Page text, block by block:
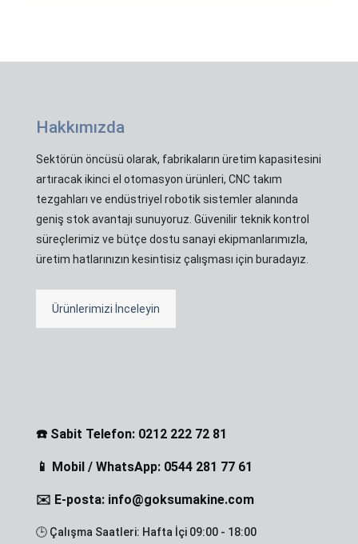
Hakkımızda
Sektörün öncüsü olarak, fabrikaların üretim kapasitesini
artıracak ikinci el otomasyon ürünleri, CNC takım
tezgahları ve endüstriyel robotik sistemler alanında
geniş stok avantajı sunuyoruz. Güvenilir teknik kontrol
süreçlerimiz ve bütçe dostu sanayi ekipmanlarımızla,
üretim hatlarınızın kesintisiz çalışması için buradayız.
Ürünlerimizi İnceleyin
☎️ Sabit Telefon: 0212 222 72 81
📱 Mobil / WhatsApp: 0544 281 77 61
✉️ E-posta: info@goksumakine.com
🕒 Çalışma Saatleri: Hafta İçi 09:00 - 18:00